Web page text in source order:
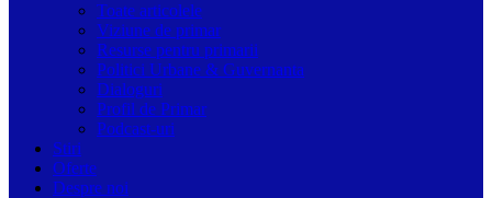
Toate articolele
Viziune de primar
Resurse pentru primarii
Politici Urbane & Guvernanta
Dialoguri
Profil de Primar
Podcast-uri
Stiri
Oferte
Despre noi